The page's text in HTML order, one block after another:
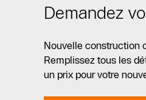
Demandez
Nouvelle construction
Remplissez tous les
un prix pour votre